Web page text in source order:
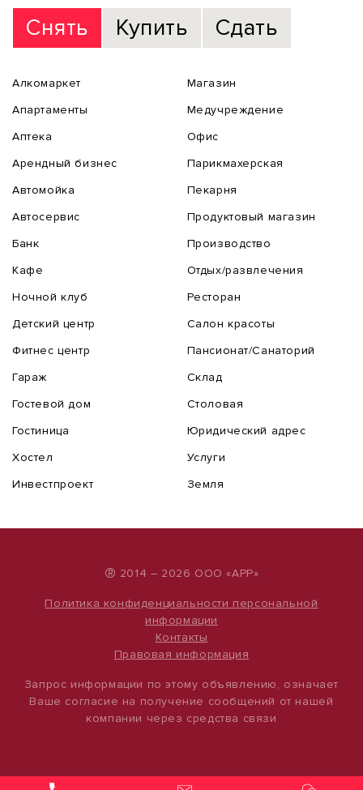
Снять
Купить Сдать
Алкомаркет
Апартаменты
Аптека
Арендный бизнес
Автомойка
Автосервис
Банк
Кафе
Ночной клуб
Детский центр
Фитнес центр
Гараж
Гостевой дом
Гостиница
Хостел
Инвестпроект
Магазин
Медучреждение
Офис
Парикмахерская
Пекарня
Продуктовый магазин
Производство
Отдых/развлечения
Ресторан
Салон красоты
Пансионат/Санаторий
Склад
Столовая
Юридический адрес
Услуги
Земля
® 2014 – 2026 ООО «АРР»
Политика конфиденциальности персональной
информации
Контакты
Правовая информация
Запрос информации по этому объявлению, означает
Ваше согласие на получение сообщений от нашей
компании через средства связи